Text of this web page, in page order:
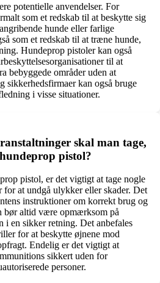
potentielle anvendelser. For
som et redskab til at beskytte sig
hunde eller farlige
som et redskab til at træne hunde,
Hundeprop pistoler kan også
til at
bebyggede områder uden at
sikkerhedsfirmaer kan også bruge
i visse situationer.
skal man tage,
pistol?
pistol, er det vigtigt at tage nogle
for at undgå ulykker eller skader. Det
instruktioner om korrekt brug og
bør altid være opmærksom på
i en sikker retning. Det anbefales
for at beskytte øjnene mod
Endelig er det vigtigt at
sikkert uden for
personer.